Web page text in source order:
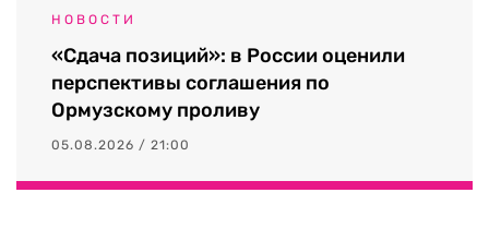
НОВОСТИ
«Сдача позиций»: в России оценили
перспективы соглашения по
Ормузскому проливу
05.08.2026 / 21:00